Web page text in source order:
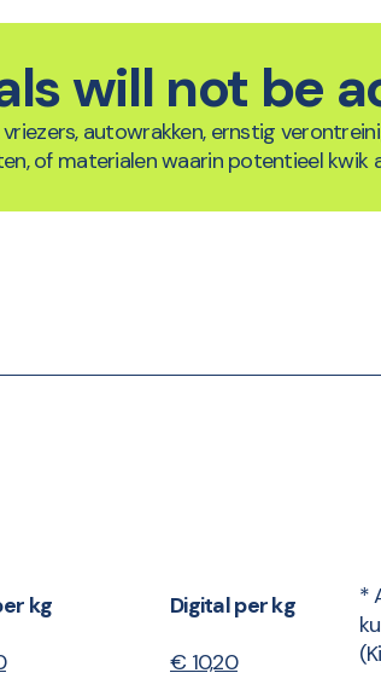
will not be
autowrakken, ernstig
of materialen waarin potentieel kwik
kg
Digital per kg
€ 10,20
*